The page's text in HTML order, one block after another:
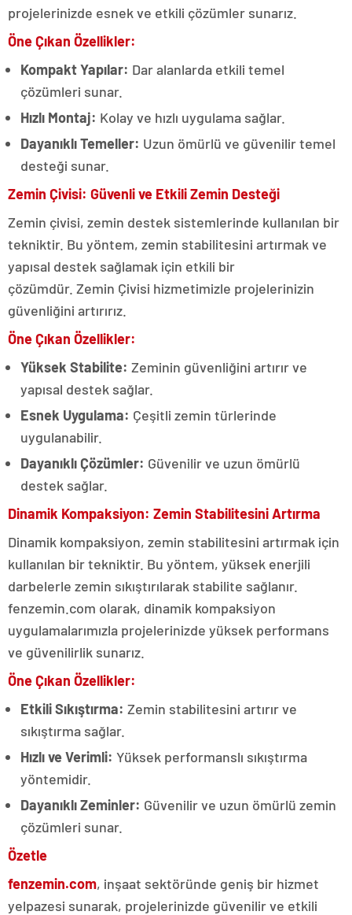
projelerinizde esnek ve etkili çözümler sunarız.
Öne Çıkan Özellikler:
Kompakt Yapılar: Dar alanlarda etkili temel
çözümleri sunar.
Hızlı Montaj: Kolay ve hızlı uygulama sağlar.
Dayanıklı Temeller: Uzun ömürlü ve güvenilir temel
desteği sunar.
Zemin Çivisi: Güvenli ve Etkili Zemin Desteği
Zemin çivisi, zemin destek sistemlerinde kullanılan bir
tekniktir. Bu yöntem, zemin stabilitesini artırmak ve
yapısal destek sağlamak için etkili bir
çözümdür. Zemin Çivisi hizmetimizle projelerinizin
güvenliğini artırırız.
Öne Çıkan Özellikler:
Yüksek Stabilite: Zeminin güvenliğini artırır ve
yapısal destek sağlar.
Esnek Uygulama: Çeşitli zemin türlerinde
uygulanabilir.
Dayanıklı Çözümler: Güvenilir ve uzun ömürlü
destek sağlar.
Dinamik Kompaksiyon: Zemin Stabilitesini Artırma
Dinamik kompaksiyon, zemin stabilitesini artırmak için
kullanılan bir tekniktir. Bu yöntem, yüksek enerjili
darbelerle zemin sıkıştırılarak stabilite sağlanır.
fenzemin.com olarak, dinamik kompaksiyon
uygulamalarımızla projelerinizde yüksek performans
ve güvenilirlik sunarız.
Öne Çıkan Özellikler:
Etkili Sıkıştırma: Zemin stabilitesini artırır ve
sıkıştırma sağlar.
Hızlı ve Verimli: Yüksek performanslı sıkıştırma
yöntemidir.
Dayanıklı Zeminler: Güvenilir ve uzun ömürlü zemin
çözümleri sunar.
Özetle
fenzemin.com, inşaat sektöründe geniş bir hizmet
yelpazesi sunarak, projelerinizde güvenilir ve etkili